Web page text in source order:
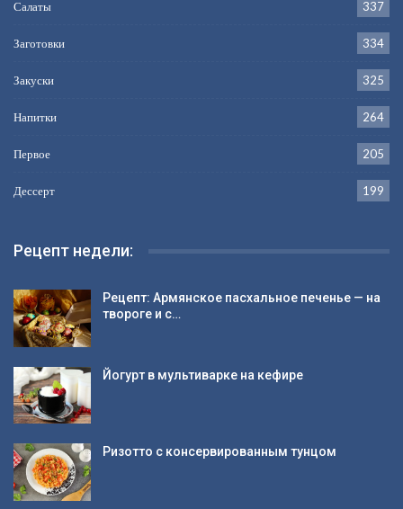
Салаты 337
Заготовки 334
Закуски 325
Напитки 264
Первое 205
Дессерт 199
Рецепт недели:
Рецепт: Армянское пасхальное печенье — на
твороге и с…
Йогурт в мультиварке на кефире
Ризотто с консервированным тунцом